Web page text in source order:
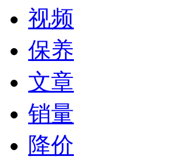
视频
保养
文章
销量
降价